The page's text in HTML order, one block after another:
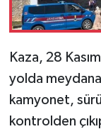
Kaza, 28
yolda
kamyonet,
kontrolden